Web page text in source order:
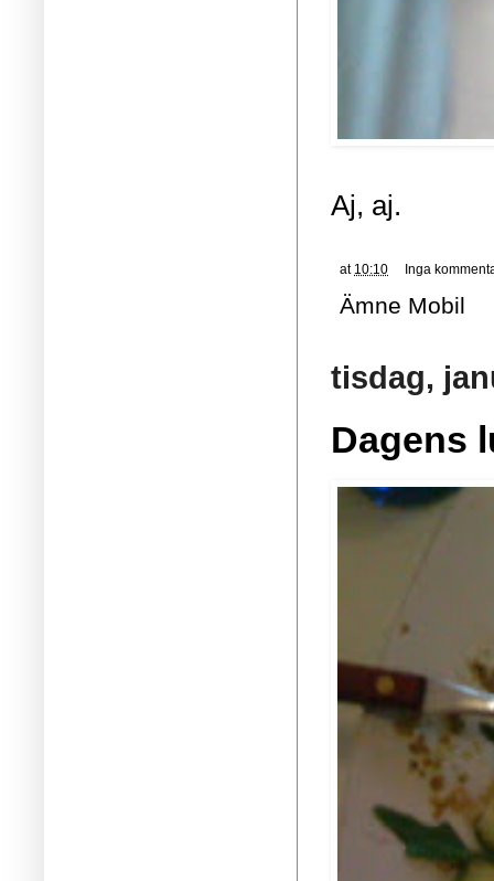
Aj, aj.
at 10:10 Inga
Ämne Mobil
tisdag,
Dagens